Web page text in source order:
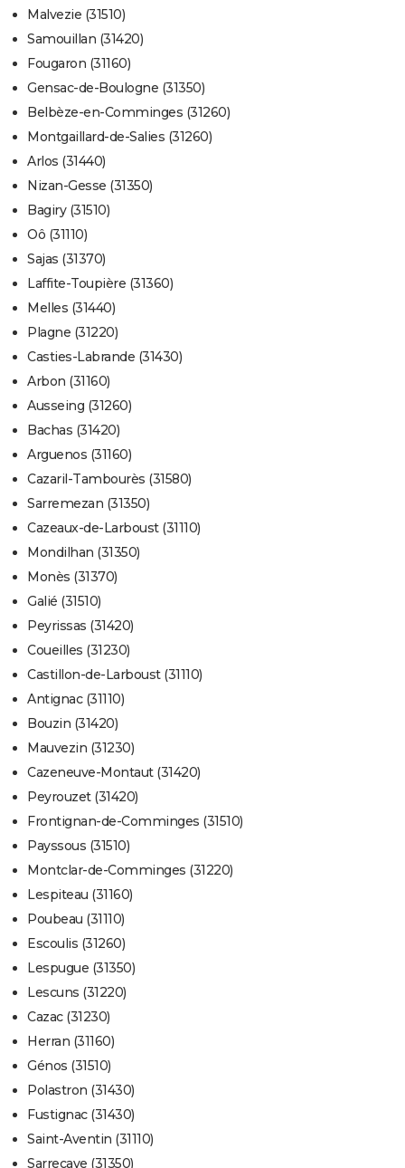
Malvezie (31510)
Samouillan (31420)
Fougaron (31160)
Gensac-de-Boulogne (31350)
Belbèze-en-Comminges (31260)
Montgaillard-de-Salies (31260)
Arlos (31440)
Nizan-Gesse (31350)
Bagiry (31510)
Oô (31110)
Sajas (31370)
Laffite-Toupière (31360)
Melles (31440)
Plagne (31220)
Casties-Labrande (31430)
Arbon (31160)
Ausseing (31260)
Bachas (31420)
Arguenos (31160)
Cazaril-Tambourès (31580)
Sarremezan (31350)
Cazeaux-de-Larboust (31110)
Mondilhan (31350)
Monès (31370)
Galié (31510)
Peyrissas (31420)
Coueilles (31230)
Castillon-de-Larboust (31110)
Antignac (31110)
Bouzin (31420)
Mauvezin (31230)
Cazeneuve-Montaut (31420)
Peyrouzet (31420)
Frontignan-de-Comminges (31510)
Payssous (31510)
Montclar-de-Comminges (31220)
Lespiteau (31160)
Poubeau (31110)
Escoulis (31260)
Lespugue (31350)
Lescuns (31220)
Cazac (31230)
Herran (31160)
Génos (31510)
Polastron (31430)
Fustignac (31430)
Saint-Aventin (31110)
Sarrecave (31350)